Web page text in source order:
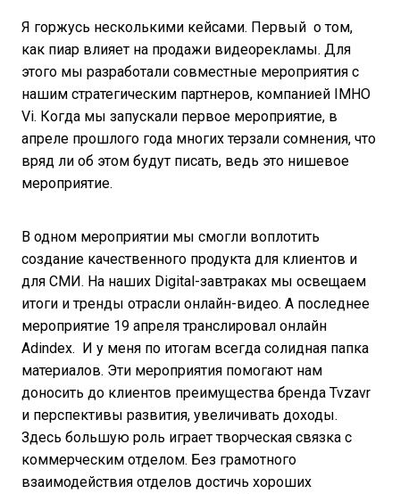
Я горжусь несколькими кейсами. Первый о том,
как пиар влияет на продажи видеорекламы. Для
этого мы разработали совместные мероприятия с
нашим стратегическим партнеров, компанией IMHO
Vi. Когда мы запускали первое мероприятие, в
апреле прошлого года многих терзали сомнения, что
вряд ли об этом будут писать, ведь это нишевое
мероприятие.
В одном мероприятии мы смогли воплотить
создание качественного продукта для клиентов и
для СМИ. На наших Digital-завтраках мы освещаем
итоги и тренды отрасли онлайн-видео. А последнее
мероприятие 19 апреля транслировал онлайн
Adindex. И у меня по итогам всегда солидная папка
материалов. Эти мероприятия помогают нам
доносить до клиентов преимущества бренда Tvzavr
и перспективы развития, увеличивать доходы.
Здесь большую роль играет творческая связка с
коммерческим отделом. Без грамотного
взаимодействия отделов достичь хороших